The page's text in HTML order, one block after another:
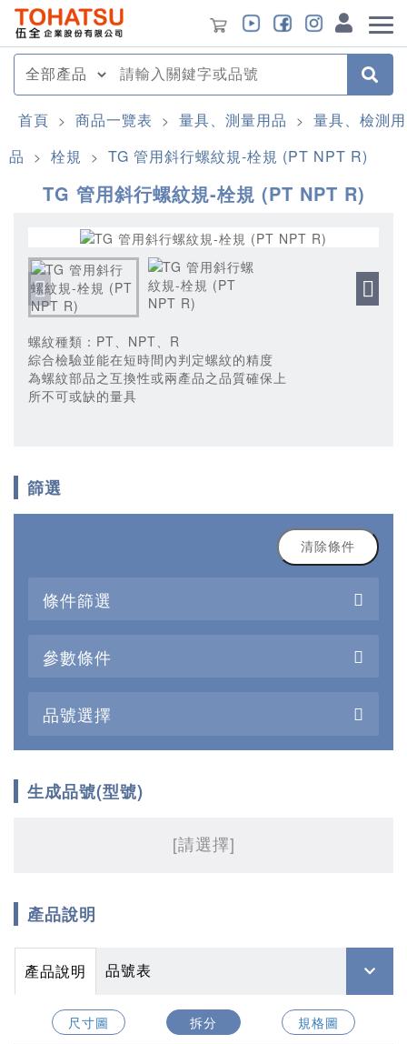
首頁 > 商品一覽表 > 量具、測量用品 > 量具、檢測用
品
> 栓規 > TG 管用斜行螺紋規-栓規 (PT NPT R)
TG 管用斜行螺紋規-栓規 (PT NPT R)
螺紋種類：PT、NPT、R
綜合檢驗並能在短時間內判定螺紋的精度
為螺紋部品之互換性或兩產品之品質確保上
所不可或缺的量具
篩選
清除條件
條件篩選
參數條件
品號選擇
生成品號(型號)
[請選擇]
產品說明
產品說明 品號表
尺寸圖 拆分 規格圖